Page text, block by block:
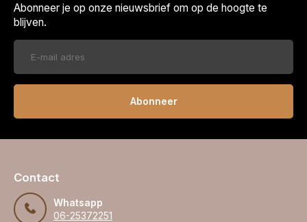
Abonneer je op onze nieuwsbrief om op de hoogte te
blijven.
Abonneer
Contact
Whatsapp
06-25372251